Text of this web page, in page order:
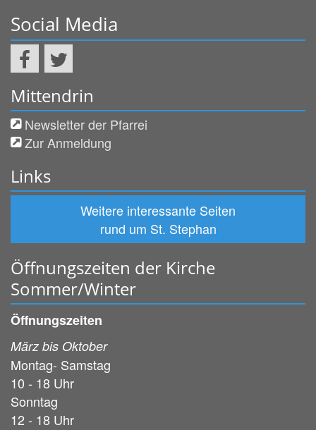
Social Media
Mittendrin
Newsletter der Pfarrei
Zur Anmeldung
Links
Weitere interessante Seiten
rund um St. Stephan
Öffnungszeiten der Kirche
Sommer/Winter
Öffnungszeiten
März bis Oktober
Montag- Samstag
10 - 18 Uhr
Sonntag
12 - 18 Uhr